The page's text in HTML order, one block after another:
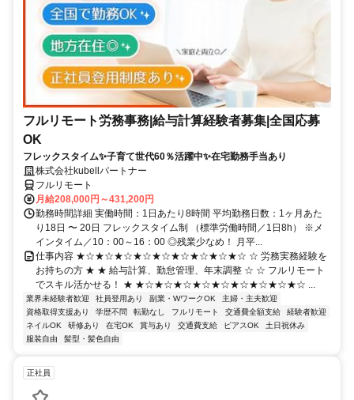
フルリモート労務事務|給与計算経験者募集|全国応募
OK
フレックスタイム✨子育て世代60％活躍中✨在宅勤務手当あり
株式会社kubellパートナー
フルリモート
月給208,000円～431,200円
勤務時間詳細 実働時間：1日あたり8時間 平均勤務日数：1ヶ月あた
り18日 〜 20日 フレックスタイム制 （標準労働時間／1日8h） ※メ
インタイム／10：00～16：00 ◎残業少なめ！ 月平...
仕事内容 ★☆★☆★☆★☆★☆★☆★☆★☆★☆ ☆ 労務実務経験を
お持ちの方 ★ ★ 給与計算、勤怠管理、年末調整 ☆ ☆ フルリモート
でスキル活かせる！ ★ ★☆★☆★☆★☆★☆★☆★☆★☆★☆ ...
業界未経験者歓迎 社員登用あり 副業・WワークOK
主婦・主夫歓迎
資格取得支援あり
学歴不問 転勤なし フルリモート 交通費全額支給
経験者歓迎
ネイルOK
研修あり 在宅OK 賞与あり 交通費支給 ピアスOK
土日祝休み
服装自由
髪型・髪色自由
正社員